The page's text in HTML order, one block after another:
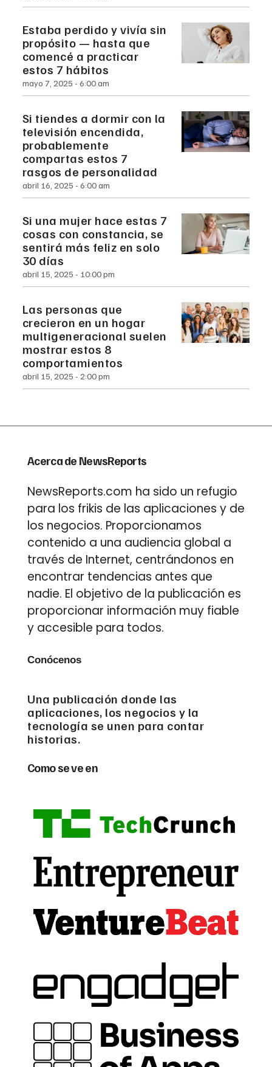
Estaba perdido y vivía sin
propósito — hasta que
comencé a practicar
estos 7 hábitos
mayo 7, 2025 6:00 am
Si tiendes a dormir con la
televisión encendida,
probablemente
compartas estos 7
rasgos de personalidad
abril 16, 2025 6:00 am
Si una mujer hace estas 7
cosas con constancia, se
sentirá más feliz en solo
30 días
abril 15, 2025 10:00 pm
Las personas que
crecieron en un hogar
multigeneracional suelen
mostrar estos 8
comportamientos
abril 15, 2025 2:00 pm
Acerca de NewsReports
NewsReports.com ha sido un refugio
para los frikis de las aplicaciones y de
los negocios. Proporcionamos
contenido a una audiencia global a
través de Internet, centrándonos en
encontrar tendencias antes que
nadie. El objetivo de la publicación es
proporcionar información muy fiable
y accesible para todos.
Conócenos
Una publicación donde las
aplicaciones, los negocios y la
tecnología se unen para contar
historias.
Como se ve en